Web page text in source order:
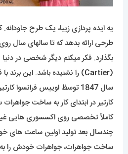
یه ایده پردازی زیبا، یک طرح
طرحی ارائه بدهد که تا سالهای سال
بگذارد. فکر میکنم دیگر شخصی در دنیا
(
Cartier) را نشنیده باشد. این برند
سال 1847 توسظ لوییس فرانسوا
کارتیر در ابتدای کار به ساخت
کاملاً تخصصی روی اکسسوری هایی غیر
چندسال بعد تولید اولین ساعت های
ساخت جواهرات، جواهرات خودش را